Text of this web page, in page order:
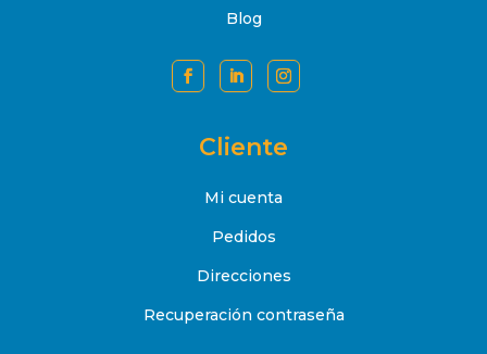
Blog
Cliente
Mi cuenta
Pedidos
Direcciones
Recuperación contraseña